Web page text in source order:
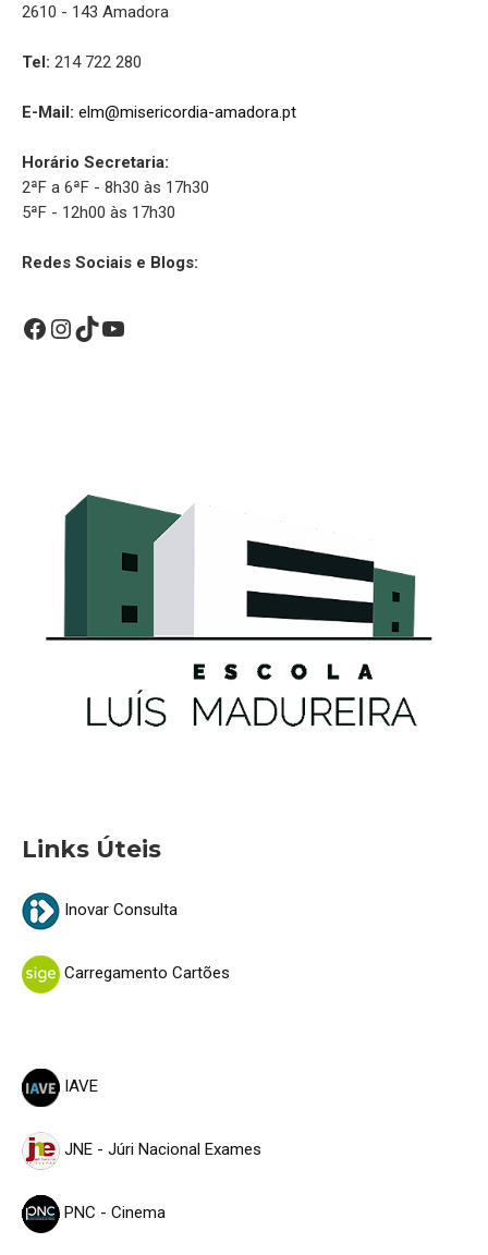
2610 - 143 Amadora
Tel: 214 722 280
E-Mail: elm@misericordia-amadora.pt
Horário Secretaria:
2ªF a 6ªF - 8h30 às 17h30
5ªF - 12h00 às 17h30
Redes Sociais e Blogs:
Facebook
Instagram
TikTok
YouTube
Links Úteis
Inovar Consulta
Carregamento Cartões
IAVE
JNE - Júri Nacional Exames
PNC - Cinema